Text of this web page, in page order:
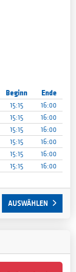
Beginn Ende
15:15
16:00
15:15
16:00
15:15
16:00
15:15
16:00
15:15
16:00
15:15 16:00
AUSWÄHLEN